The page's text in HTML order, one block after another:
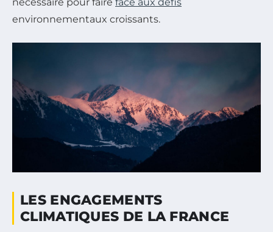
environnementaux croissants.
LES ENGAGEMENTS
CLIMATIQUES DE LA FRANCE